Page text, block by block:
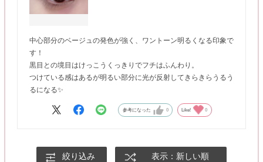
中心部分のベージュの発色が強く、ワントーン明るくなる印象で
す！
黒目との境目はけっこうくっきりでフチはふんわり。
つけている感はあるが明るい部分に光が反射してきらきらうるう
るになる✨
参考になった 0 Like! 0
絞り込み 表示：新しい順